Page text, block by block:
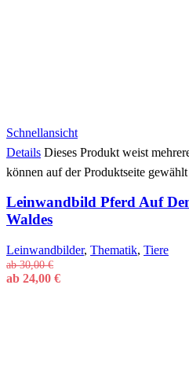
Schnellansicht
Details Dieses Produkt weist
können auf der Produktseite
Leinwandbild Pferd Auf
Waldes
Leinwandbilder, Thematik, Tiere
ab30,00€
ab 24,00 €